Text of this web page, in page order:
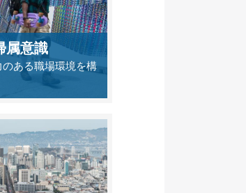
属意識
ある職場環境を構